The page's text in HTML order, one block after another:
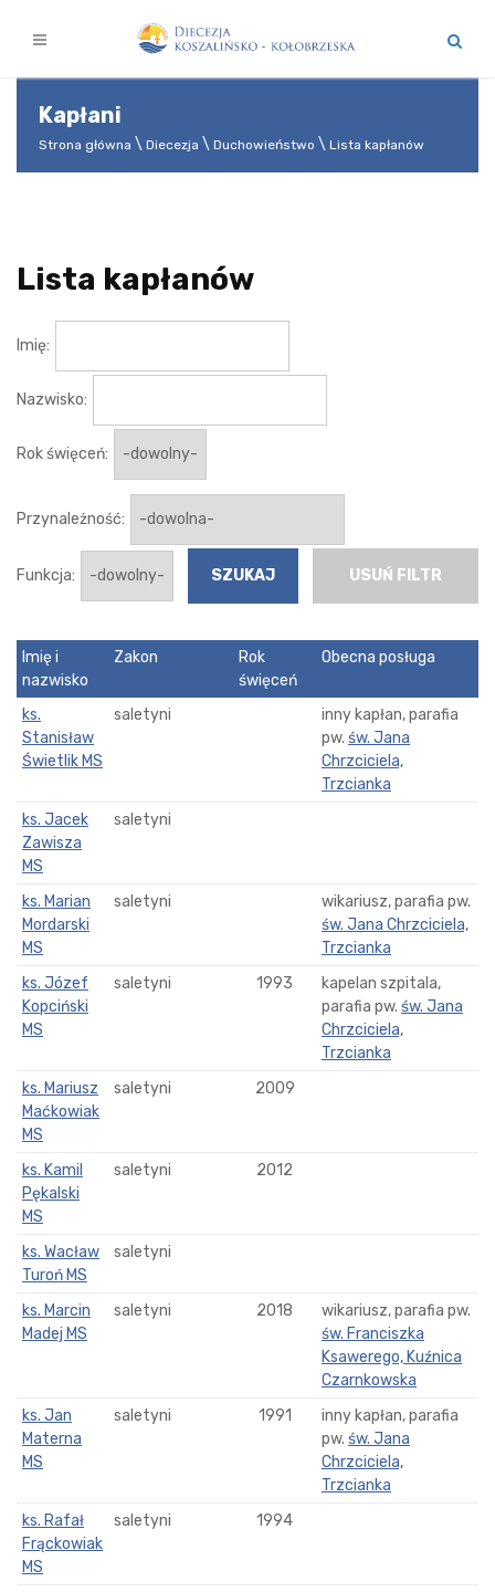
Kapłani
Strona główna Diecezja Duchowieństwo Lista kapłanów
Lista kapłanów
Imię:
Nazwisko:
Rok święceń:
Przynależność:
Funkcja: USUŃ FILTR
Imię i
nazwisko
Zakon
Rok
święceń
Obecna posługa
ks.
Stanisław
Świetlik MS
saletyni
inny kapłan, parafia
pw. św. Jana
Chrzciciela,
Trzcianka
ks. Jacek
Zawisza
MS
saletyni
ks. Marian
Mordarski
MS
saletyni
wikariusz, parafia pw.
św. Jana Chrzciciela,
Trzcianka
ks. Józef
Kopciński
MS
saletyni 1993
kapelan szpitala,
parafia pw. św. Jana
Chrzciciela,
Trzcianka
ks. Mariusz
Maćkowiak
MS
saletyni 2009
ks. Kamil
Pękalski
MS
saletyni 2012
ks. Wacław
Turoń MS
saletyni
ks. Marcin
Madej MS
saletyni 2018
wikariusz, parafia pw.
św. Franciszka
Ksawerego, Kuźnica
Czarnkowska
ks. Jan
Materna
MS
saletyni 1991
inny kapłan, parafia
pw. św. Jana
Chrzciciela,
Trzcianka
ks. Rafał
Frąckowiak
MS
saletyni 1994